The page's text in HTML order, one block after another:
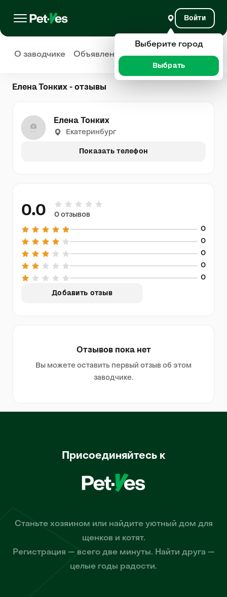
Войти
О заводчике Объявления Отзывы
Елена Тонких - отзывы
Елена Тонких
Екатеринбург
Показать телефон
0.0 0 отзывов
0
0
0
0
0
Добавить отзыв
Отзывов пока нет
Вы можете оставить первый отзыв об этом
заводчике.
Присоединяйтесь к
Станьте хозяином или найдите уютный дом для
щенков и котят.
Регистрация — всего две минуты. Найти друга —
целые годы радости.
Выберите город
Выбрать